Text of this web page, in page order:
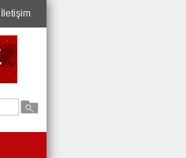
İletişim